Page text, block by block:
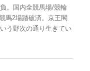
。国内全競馬場/競輪
馬2場踏破済。京王閣
う野次の通り生きてい